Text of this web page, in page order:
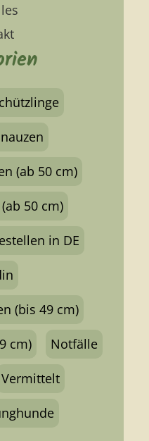
(ab 50 cm)
50 cm)
in DE
(bis 49 cm)
cm) Notfälle
Vermittelt